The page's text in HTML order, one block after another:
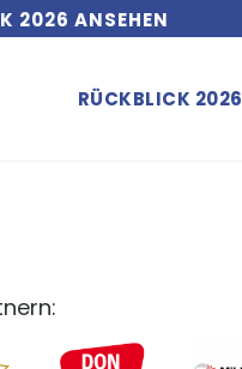
2026 ANSEHEN
RÜCKBLICK 2026